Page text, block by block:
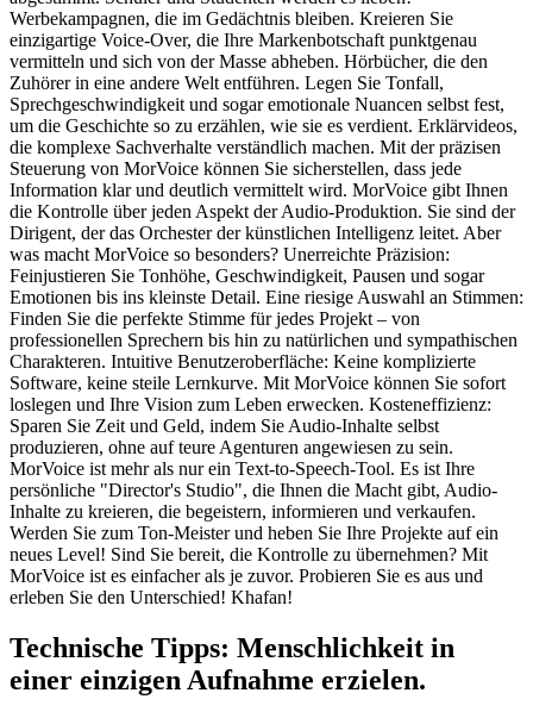
Werbekampagnen, die im Gedächtnis bleiben. Kreieren Sie
einzigartige Voice-Over, die Ihre Markenbotschaft punktgenau
vermitteln und sich von der Masse abheben. Hörbücher, die den
Zuhörer in eine andere Welt entführen. Legen Sie Tonfall,
Sprechgeschwindigkeit und sogar emotionale Nuancen selbst fest,
um die Geschichte so zu erzählen, wie sie es verdient. Erklärvideos,
die komplexe Sachverhalte verständlich machen. Mit der präzisen
Steuerung von MorVoice können Sie sicherstellen, dass jede
Information klar und deutlich vermittelt wird. MorVoice gibt Ihnen
die Kontrolle über jeden Aspekt der Audio-Produktion. Sie sind der
Dirigent, der das Orchester der künstlichen Intelligenz leitet. Aber
was macht MorVoice so besonders? Unerreichte Präzision:
Feinjustieren Sie Tonhöhe, Geschwindigkeit, Pausen und sogar
Emotionen bis ins kleinste Detail. Eine riesige Auswahl an Stimmen:
Finden Sie die perfekte Stimme für jedes Projekt – von
professionellen Sprechern bis hin zu natürlichen und sympathischen
Charakteren. Intuitive Benutzeroberfläche: Keine komplizierte
Software, keine steile Lernkurve. Mit MorVoice können Sie sofort
loslegen und Ihre Vision zum Leben erwecken. Kosteneffizienz:
Sparen Sie Zeit und Geld, indem Sie Audio-Inhalte selbst
produzieren, ohne auf teure Agenturen angewiesen zu sein.
MorVoice ist mehr als nur ein Text-to-Speech-Tool. Es ist Ihre
persönliche "Director's Studio", die Ihnen die Macht gibt, Audio-
Inhalte zu kreieren, die begeistern, informieren und verkaufen.
Werden Sie zum Ton-Meister und heben Sie Ihre Projekte auf ein
neues Level! Sind Sie bereit, die Kontrolle zu übernehmen? Mit
MorVoice ist es einfacher als je zuvor. Probieren Sie es aus und
erleben Sie den Unterschied! Khafan!
Technische Tipps: Menschlichkeit in
einer einzigen Aufnahme erzielen.